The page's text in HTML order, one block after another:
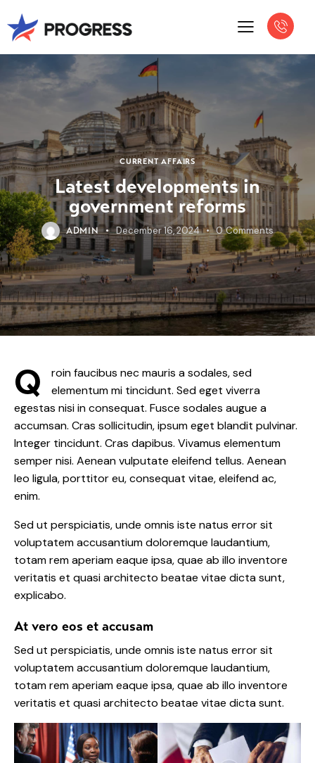
CURRENT AFFAIRS
Latest developments in
government reforms
ADMIN December 16, 2024 0 Comments
Q
roin faucibus nec mauris a sodales, sed
elementum mi tincidunt. Sed eget viverra
egestas nisi in consequat. Fusce sodales augue a
accumsan. Cras sollicitudin, ipsum eget blandit pulvinar.
Integer tincidunt. Cras dapibus. Vivamus elementum
semper nisi. Aenean vulputate eleifend tellus. Aenean
leo ligula, porttitor eu, consequat vitae, eleifend ac,
enim.
Sed ut perspiciatis, unde omnis iste natus error sit
voluptatem accusantium doloremque laudantium,
totam rem aperiam eaque ipsa, quae ab illo inventore
veritatis et quasi architecto beatae vitae dicta sunt,
explicabo.
At vero eos et accusam
Sed ut perspiciatis, unde omnis iste natus error sit
voluptatem accusantium doloremque laudantium,
totam rem aperiam eaque ipsa, quae ab illo inventore
veritatis et quasi architecto beatae vitae dicta sunt.